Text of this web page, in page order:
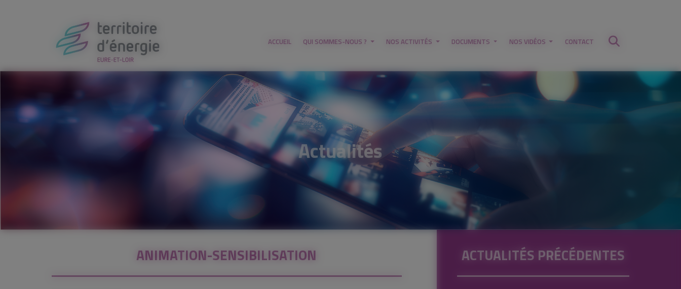
ACCUEIL QUI SOMMES-NOUS ? NOS ACTIVITÉS DOCUMENTS NOS VIDÉOS CONTACT
Actualités
ANIMATION-SENSIBILISATION ACTUALITÉS PRÉCÉDENTES